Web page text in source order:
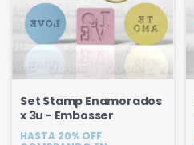
Set Stamp Enamorados
x 3u - Embosser
HASTA 20% OFF